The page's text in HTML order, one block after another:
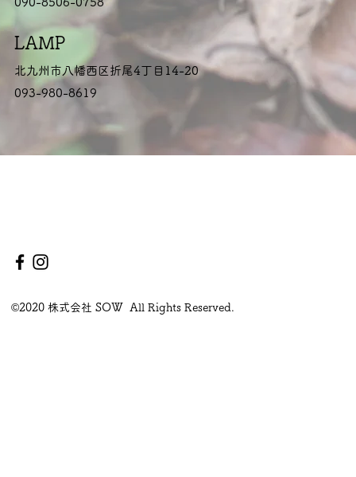
LAMP
北九州市八幡西区折尾4丁目14-20
093-980-8619
©2020 株式会社 SOW All Rights Reserved.